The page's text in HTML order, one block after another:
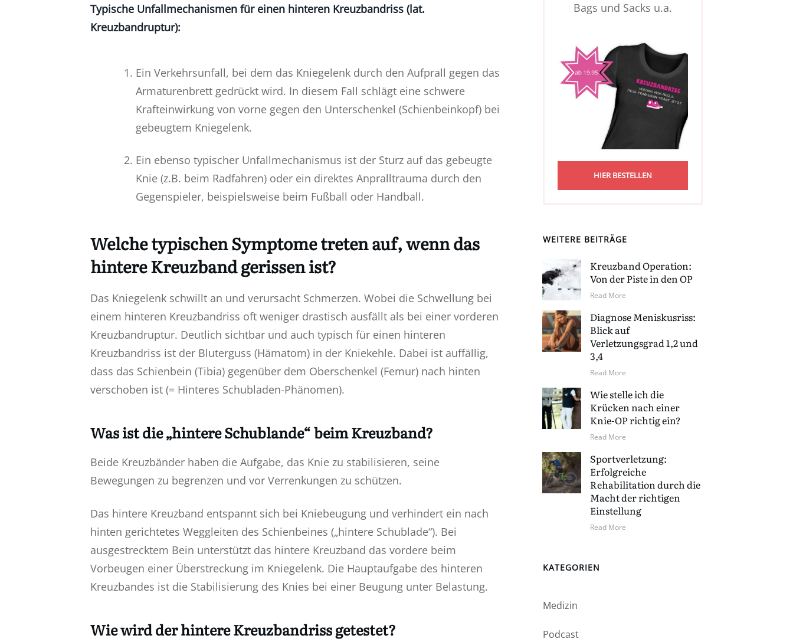
Typische Unfallmechanismen für einen hinteren Kreuzbandriss (lat.
Kreuzbandruptur):
Ein Verkehrsunfall, bei dem das Kniegelenk durch den Aufprall gegen das
Armaturenbrett gedrückt wird. In diesem Fall schlägt eine schwere
Krafteinwirkung von vorne gegen den Unterschenkel (Schienbeinkopf) bei
gebeugtem Kniegelenk.
Ein ebenso typischer Unfallmechanismus ist der Sturz auf das gebeugte
Knie (z.B. beim Radfahren) oder ein direktes Anpralltrauma durch den
Gegenspieler, beispielsweise beim Fußball oder Handball.
Welche typischen Symptome treten auf, wenn das
hintere Kreuzband gerissen ist?
Das Kniegelenk schwillt an und verursacht Schmerzen. Wobei die Schwellung bei
einem hinteren Kreuzbandriss oft weniger drastisch ausfällt als bei einer vorderen
Kreuzbandruptur. Deutlich sichtbar und auch typisch für einen hinteren
Kreuzbandriss ist der Bluterguss (Hämatom) in der Kniekehle. Dabei ist auffällig,
dass das Schienbein (Tibia) gegenüber dem Oberschenkel (Femur) nach hinten
verschoben ist (= Hinteres Schubladen-Phänomen).
Was ist die „hintere Schublande“ beim Kreuzband?
Beide Kreuzbänder haben die Aufgabe, das Knie zu stabilisieren, seine
Bewegungen zu begrenzen und vor Verrenkungen zu schützen.
Das hintere Kreuzband entspannt sich bei Kniebeugung und verhindert ein nach
hinten gerichtetes Weggleiten des Schienbeines („hintere Schublade“). Bei
ausgestrecktem Bein unterstützt das hintere Kreuzband das vordere beim
Vorbeugen einer Überstreckung im Kniegelenk. Die Hauptaufgabe des hinteren
Kreuzbandes ist die Stabilisierung des Knies bei einer Beugung unter Belastung.
Wie wird der hintere Kreuzbandriss getestet?
Bags und Sacks u.a.
HIER BESTELLEN
WEITERE BEITRÄGE
Kreuzband Operation:
Von der Piste in den OP
Read More
Diagnose Meniskusriss:
Blick auf
Verletzungsgrad 1,2 und
3,4
Read More
Wie stelle ich die
Krücken nach einer
Knie-OP richtig ein?
Read More
Sportverletzung:
Erfolgreiche
Rehabilitation durch die
Macht der richtigen
Einstellung
Read More
KATEGORIEN
Medizin
Podcast